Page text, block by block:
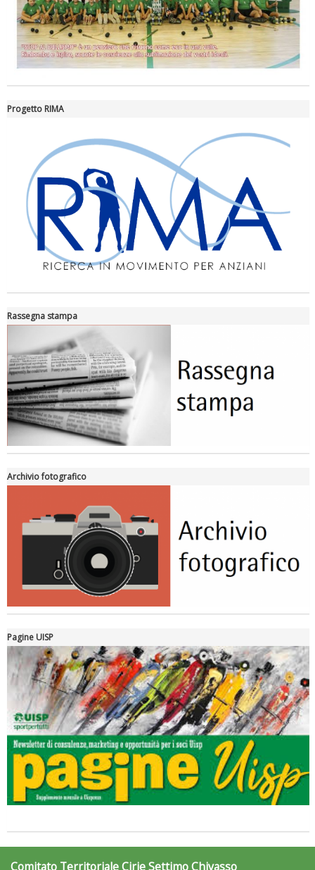
Tiziano Pesce nel Cda di Fondazione Terzjus: prima riunione a
Roma
Progetto RIMA
Rassegna stampa
Archivio fotografico
Pagine UISP
Comitato Territoriale Cirie Settimo Chivasso